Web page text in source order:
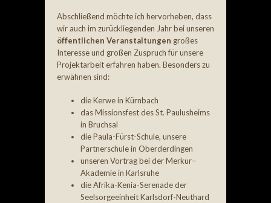
Abschließend möchte ich hervorheben, dass
wir auch im zurückliegenden Jahr bei unseren
öffentlichen Veranstaltungen großes
Interesse und großen Zuspruch für unsere
Projektarbeit erfahren haben. Besonders zu
erwähnen sind:
die Kerwe in Kürnbach
das Missionsfest des St. Paulusheims
in Bruchsal
die Paula-Fürst-Schule, unsere
Partnerschule in Oberderdingen
unseren Vortrag bei der Merkur–
Akademie in Karlsruhe
die Afrika-Kenia-Serenade der
Seelsorgeeinheit Karlsdorf-Neuthard